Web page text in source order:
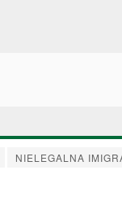
NIELEGALNA